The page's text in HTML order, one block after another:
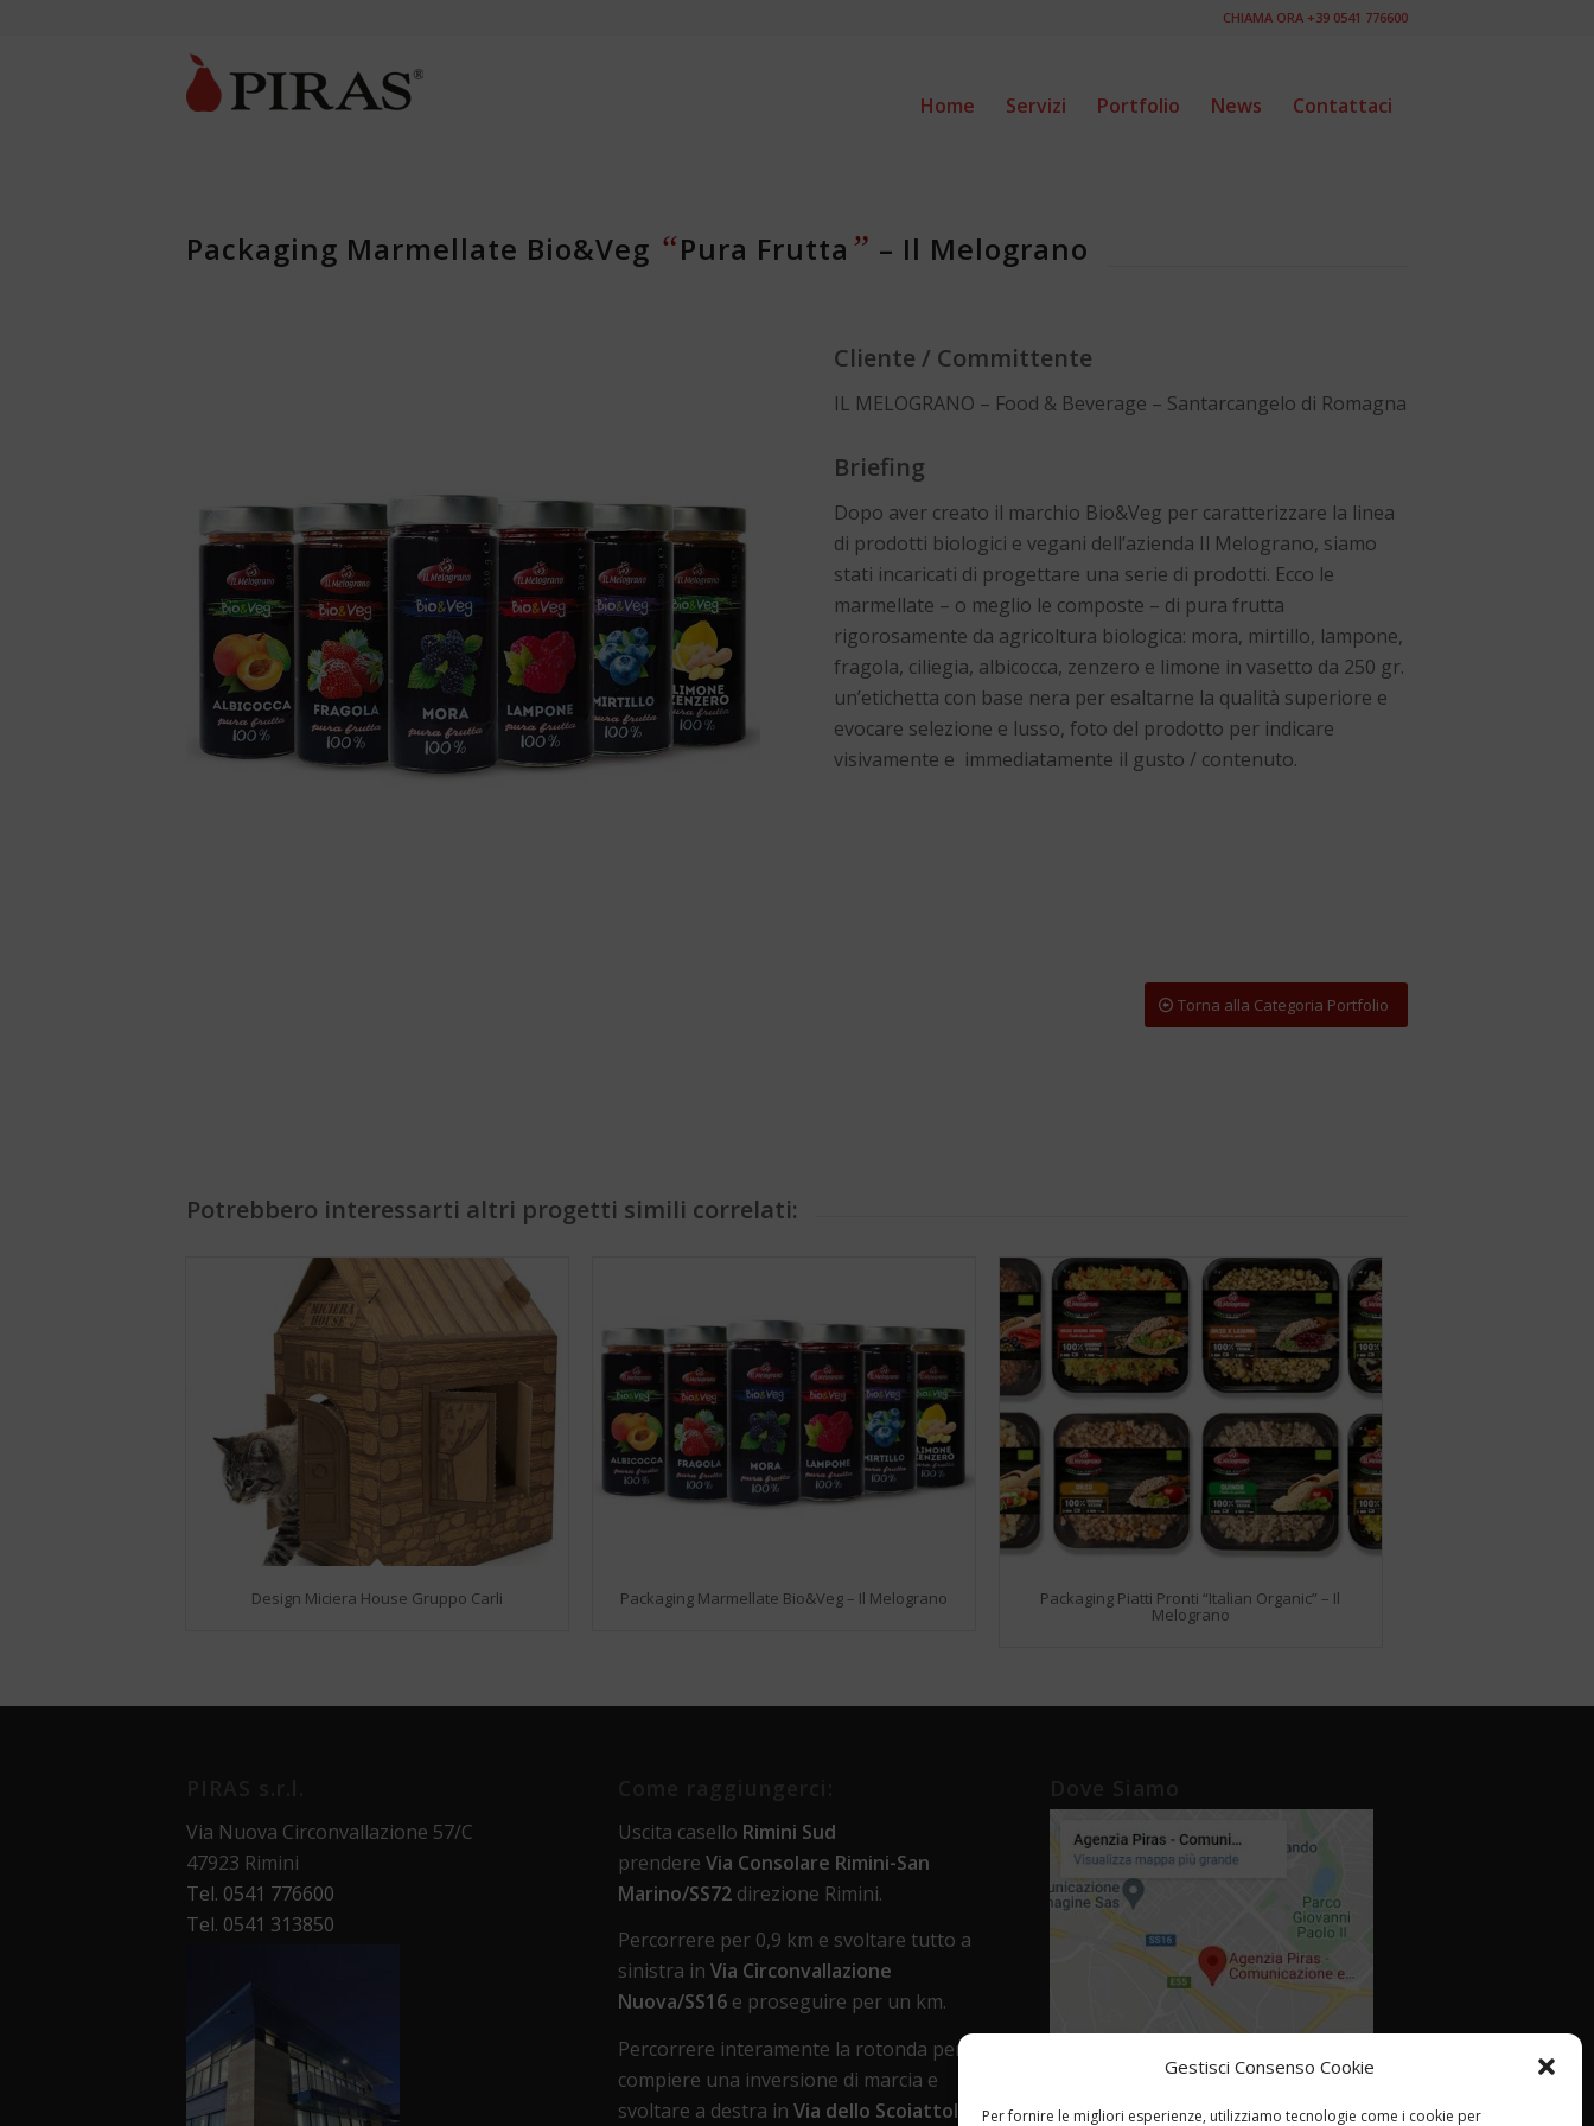
Gestisci Consenso Cookie
Per fornire le migliori esperienze, utilizziamo tecnologie come i cookie per
CHIAMA ORA +39 0541 776600
Home Servizi Portfolio News Contattaci
Packaging Marmellate Bio&Veg “Pura Frutta ” – Il Melograno
Cliente / Committente
IL MELOGRANO – Food & Beverage – Santarcangelo di Romagna
Briefing
Dopo aver creato il marchio Bio&Veg per caratterizzare la linea
di prodotti biologici e vegani dell’azienda Il Melograno, siamo
stati incaricati di progettare una serie di prodotti. Ecco le
marmellate – o meglio le composte – di pura frutta
rigorosamente da agricoltura biologica: mora, mirtillo, lampone,
fragola, ciliegia, albicocca, zenzero e limone in vasetto da 250 gr.
un’etichetta con base nera per esaltarne la qualità superiore e
evocare selezione e lusso, foto del prodotto per indicare
visivamente e immediatamente il gusto / contenuto.
Torna alla Categoria Portfolio
Potrebbero interessarti altri progetti simili correlati:
Design Miciera House Gruppo Carli Packaging Marmellate Bio&Veg – Il Melograno Packaging Piatti Pronti “Italian Organic” – Il
Melograno
Via Nuova Circonvallazione 57/C
47923 Rimini
Tel. 0541 776600
Tel. 0541 313850
Uscita casello Rimini Sud
prendere Via Consolare Rimini-San
Marino/SS72direzione Rimini.
Percorrere per 0,9 km e svoltare tutto a
sinistra in Via Circonvallazione
Nuova/SS16e proseguire per un km.
Percorrere interamente la rotonda per
compiere una inversione di marcia e
svoltare a destra in Via dello Scoiattolo